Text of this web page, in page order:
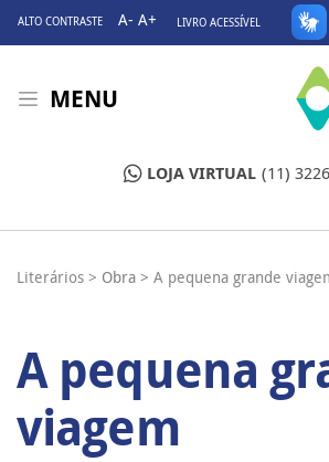
ALTO CONTRASTE A- A+ LIVRO ACESSÍVEL
MENU
LOJA VIRTUAL (11)
Literários > Obra > A pequena grande
A pequena
viagem